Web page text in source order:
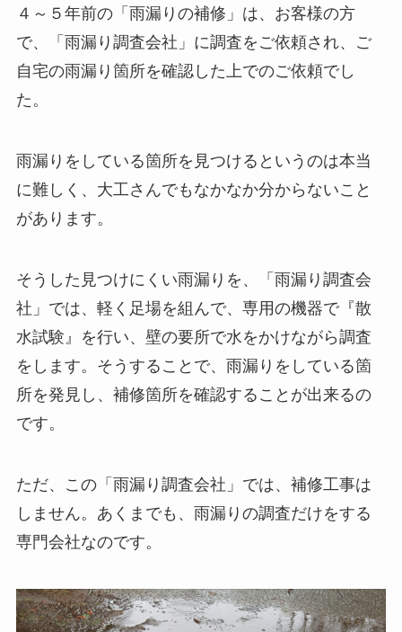
４～５年前の「雨漏りの補修」は、お客様の方
で、「雨漏り調査会社」に調査をご依頼され、ご
自宅の雨漏り箇所を確認した上でのご依頼でし
た。
雨漏りをしている箇所を見つけるというのは本当
に難しく、大工さんでもなかなか分からないこと
があります。
そうした見つけにくい雨漏りを、「雨漏り調査会
社」では、軽く足場を組んで、専用の機器で『散
水試験』を行い、壁の要所で水をかけながら調査
をします。そうすることで、雨漏りをしている箇
所を発見し、補修箇所を確認することが出来るの
です。
ただ、この「雨漏り調査会社」では、補修工事は
しません。あくまでも、雨漏りの調査だけをする
専門会社なのです。